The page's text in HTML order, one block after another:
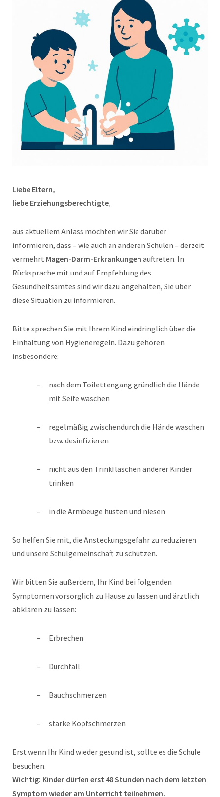
Liebe Eltern,
liebe Erziehungsberechtigte,
aus aktuellem Anlass möchten wir Sie darüber
informieren, dass – wie auch an anderen Schulen – derzeit
vermehrt Magen-Darm-Erkrankungen auftreten. In
Rücksprache mit und auf Empfehlung des
Gesundheitsamtes sind wir dazu angehalten, Sie über
diese Situation zu informieren.
Bitte sprechen Sie mit Ihrem Kind eindringlich über die
Einhaltung von Hygieneregeln. Dazu gehören
insbesondere:
nach dem Toilettengang gründlich die Hände
mit Seife waschen
regelmäßig zwischendurch die Hände waschen
bzw. desinfizieren
nicht aus den Trinkflaschen anderer Kinder
trinken
in die Armbeuge husten und niesen
So helfen Sie mit, die Ansteckungsgefahr zu reduzieren
und unsere Schulgemeinschaft zu schützen.
Wir bitten Sie außerdem, Ihr Kind bei folgenden
Symptomen vorsorglich zu Hause zu lassen und ärztlich
abklären zu lassen:
Erbrechen
Durchfall
Bauchschmerzen
starke Kopfschmerzen
Erst wenn Ihr Kind wieder gesund ist, sollte es die Schule
besuchen.
Wichtig: Kinder dürfen erst 48 Stunden nach dem letzten
Symptom wieder am Unterricht teilnehmen.